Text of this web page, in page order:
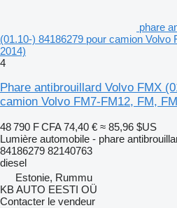
phare
(01.10-) 84186279 pour camion
2014)
4
Phare antibrouillard Volvo FMX
camion Volvo FM7-FM12, FM,
48 790 F CFA 74,40 € ≈ 85,96 $US
Lumière automobile - phare
84186279 82140763
diesel
Estonie, Rummu
KB AUTO EESTI OÜ
Contacter le vendeur